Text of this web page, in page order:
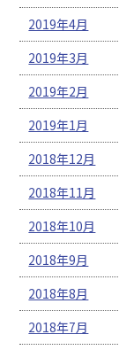
2019年4月
2019年3月
2019年2月
2019年1月
2018年12月
2018年11月
2018年10月
2018年9月
2018年8月
2018年7月